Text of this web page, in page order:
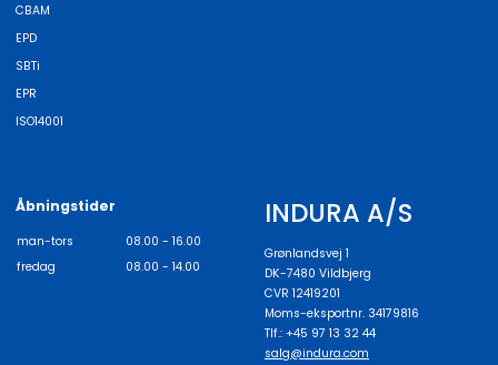
CBAM
EPD
SBTi
EPR
ISO14001
Åbningstider
man-tors
08.00 - 16.00
fredag
08.00 - 14.00
INDURA A/S
Grønlandsvej 1
DK-7480 Vildbjerg
CVR 12419201
Moms-eksportnr. 34179816
Tlf.: +45 97 13 32 44
salg@indura.com